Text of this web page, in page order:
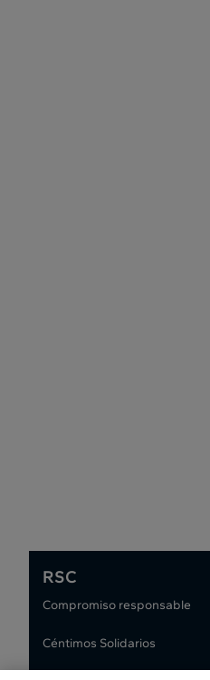
RSC
Compromiso responsable
Céntimos Solidarios